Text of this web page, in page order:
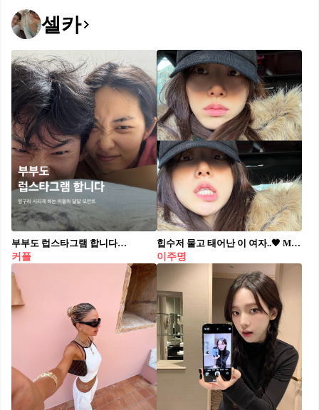
셀카
부부도 럽스타그램 합니다👩🏻‍❤️‍💋‍👨🏻 커플들이 SNS에 자신들의 모습을 올리며 당당히 연애 모습을 공개하는 럽스타그램. 결혼 N년째임에도 이들은 여전히 신혼 같은 모습을 보여주며 변함없는 사랑을 뽐내고 있다. 보기만 해도 연애 욕구가 생기는 셀럽 부부들의 알콩달콩한 럽스타그램을 살펴보자!🔎 조유리❤️김재우️ 어느새 12년 차 부부지만, 여느 신혼부부 못지않은 달콤한 결혼 일상을 재치있는 문구와 함께 공유하는 김재우. 그의 인스타그램 속 사진들은 서로 아끼는 모습이 잘 느껴져 부러움과 동시에 재미를 준다. 스테파니 미초바❤️빈지노 각자의 인스타그램을 통해 달달한 모습을 많이 보여주고 있는 둘. 함께 광고를 찍기도 하고 같은 행사에 참여하는 등 개구진 모습과 프로페셔널한 모습을 보여주며 아직까지 많은 사람들의 워너비 커플로 꼽힌다. 곽지영❤️김원중 모델 부부인 곽지영과 김원중. 두 사람은 각자의 인스타그램을 통해 딸과 반려견과 함께 하는 편안하면서도 여유로운 일상을 공유하는데, 무시할 수 없는 모델 포스를 자랑해 패션 센스를 보는 재미도 쏠쏠하다. 한가인❤️연정훈 최근 열애설을 인정한 두 사람. 한가인은 전 남자친구 연정훈과 커플 화보 사진을 공개하며 “네 둘이 사귀어요"라고 밝혔는데, 댓글 내에서 팬들과 한가인의 재치 있는 반응이 이어져 화제를 모았다. 윤승아❤️김무열 3년간의 연애를 마치고 2015년 결혼에 골인. 윤승아는 자신의 인스타그램을 통해 김무열과 알콩달콩한 일상을 공개하고 있다. 눈에서 꿀이 떨어지는 두 사람의 모습은 여전히 보기만 해도 사랑스럽다. 류이서❤️전진 서로 닮아가는 외모와 분위기로 흐뭇한 미소를 자아내는 류이서와 전진. 함께 카페 투어나 쇼핑을 하며 행복한 데이트를 즐기는 모습을 자주 공개한다. 이보영❤️지성 연예계 대표 잉꼬부부로 불리는 지성과 이보영. 슬하에 딸 하나, 아들 하나를 두고 있는 두 사람은 여전히 커플 아이템을 착용하거나 풋풋한 대학생 커플처럼 일상 데이트를 즐긴다. 박하선❤️류수영 이들은 신혼 초부터 달달한 신혼 생활을 공유했다. 류수영은 결혼 후 ‘편스토랑'에 나오며 박하선과 딸을 위해 요리를 자처하는 등 자상한 남편과 아빠의 모습을 두루 겸비하고 있어 큰 인기를 끌고 있다. 정혜영❤️션 연예계 대표 모범 부부인 두 사람은 한 번도 싸운 적 없다고 전해 사람들을 놀라게 했다. 선행 천사이기도 한 션은 매번 스윗한 멘트와 함께 정해영과 함께 찍은 사진을 업로드한다.
커플
힙수저 물고 태어난 이 여자..🖤 MZ들에게 인기 폭발인 이주명 셀피 모음📸
이주명